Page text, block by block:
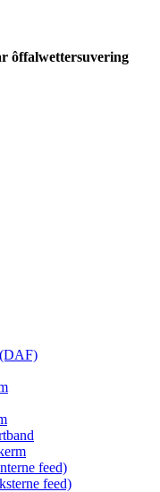
ôffalwettersuvering
(DAF)
feed)
feed)